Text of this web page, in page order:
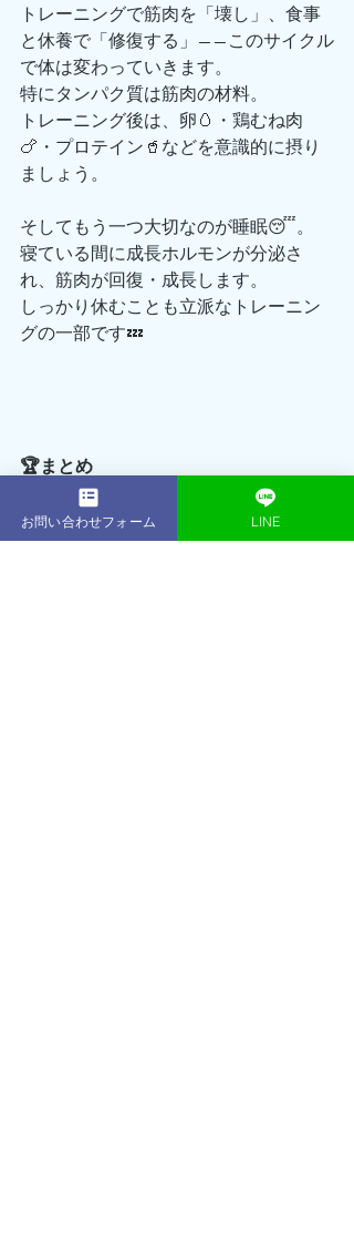
トレーニングで筋肉を「壊し」、食事
と休養で「修復する」——このサイクル
で体は変わっていきます。
特にタンパク質は筋肉の材料。
トレーニング後は、卵🥚・鶏むね肉
🍗・プロテイン🥤などを意識的に摂り
ましょう。
そしてもう一つ大切なのが睡眠😴。
寝ている間に成長ホルモンが分泌さ
れ、筋肉が回復・成長します。
しっかり休むことも立派なトレーニン
グの一部です💤
🏆まとめ
自重トレーニングは、器具がなくても
お問い合わせフォーム LINE